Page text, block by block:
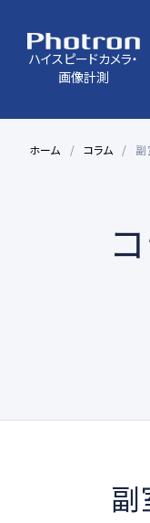
ハイスピードカメラ・
画像計測
ハイス
高速
ホーム コラム 副
副